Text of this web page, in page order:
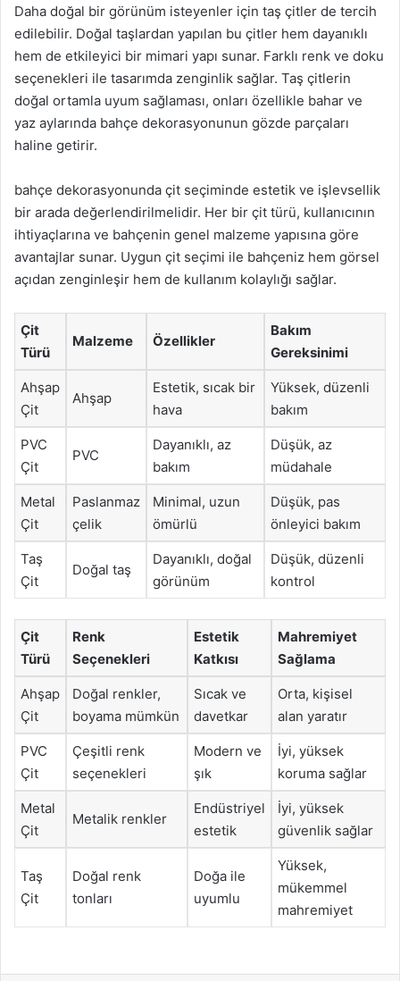
Daha doğal bir görünüm isteyenler için taş çitler de tercih
edilebilir. Doğal taşlardan yapılan bu çitler hem dayanıklı
hem de etkileyici bir mimari yapı sunar. Farklı renk ve doku
seçenekleri ile tasarımda zenginlik sağlar. Taş çitlerin
doğal ortamla uyum sağlaması, onları özellikle bahar ve
yaz aylarında bahçe dekorasyonunun gözde parçaları
haline getirir.
bahçe dekorasyonunda çit seçiminde estetik ve işlevsellik
bir arada değerlendirilmelidir. Her bir çit türü, kullanıcının
ihtiyaçlarına ve bahçenin genel malzeme yapısına göre
avantajlar sunar. Uygun çit seçimi ile bahçeniz hem görsel
açıdan zenginleşir hem de kullanım kolaylığı sağlar.
Çit
Türü
Malzeme Özellikler
Bakım
Gereksinimi
Ahşap
Çit
Ahşap
Estetik, sıcak bir
hava
Yüksek, düzenli
bakım
PVC
Çit
PVC
Dayanıklı, az
bakım
Düşük, az
müdahale
Metal
Çit
Paslanmaz
çelik
Minimal, uzun
ömürlü
Düşük, pas
önleyici bakım
Taş
Çit
Doğal taş
Dayanıklı, doğal
görünüm
Düşük, düzenli
kontrol
Çit
Türü
Renk
Seçenekleri
Estetik
Katkısı
Mahremiyet
Sağlama
Ahşap
Çit
Doğal renkler,
boyama mümkün
Sıcak ve
davetkar
Orta, kişisel
alan yaratır
PVC
Çit
Çeşitli renk
seçenekleri
Modern ve
şık
İyi, yüksek
koruma sağlar
Metal
Çit
Metalik renkler
Endüstriyel
estetik
İyi, yüksek
güvenlik sağlar
Taş
Çit
Doğal renk
tonları
Doğa ile
uyumlu
Yüksek,
mükemmel
mahremiyet